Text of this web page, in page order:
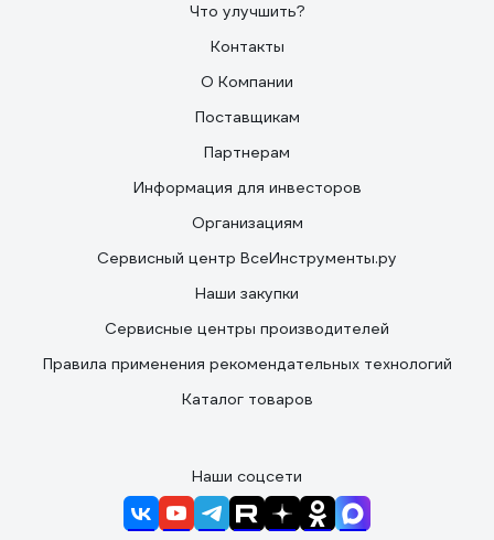
Что улучшить?
Контакты
О Компании
Поставщикам
Партнерам
Информация для инвесторов
Организациям
Сервисный центр ВсеИнструменты.ру
Наши закупки
Сервисные центры производителей
Правила применения рекомендательных технологий
Каталог товаров
Наши соцсети